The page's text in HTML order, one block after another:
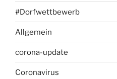
#Dorfwettbewerb
Allgemein
corona-update
Coronavirus